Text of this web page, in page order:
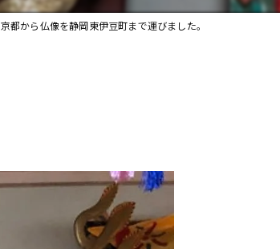
京都から仏像を静岡東伊豆町まで運びました。